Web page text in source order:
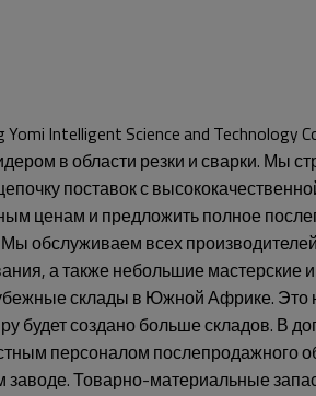
Intelligent Science and Technology
в области резки и сварки. Мы
поставок с
ценам и предложить полное
обслуживаем всех
а также небольшие мастерские
склады в Южной Африке.
будет создано больше складов. В
персоналом послепродажного
Товарно-материальные